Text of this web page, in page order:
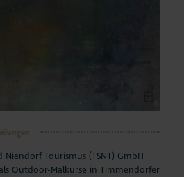
Tourismus (TSNT) GmbH
Outdoor-Malkurse in Timmendorfer